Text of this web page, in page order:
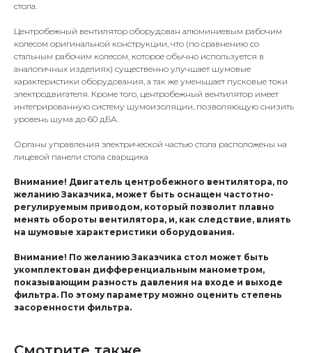
стола.
Центробежный вентилятор оборудован алюминиевым рабочим
колесом оригинальной конструкции, что (по сравнению со
стальным рабочим колесом, которое обычно используется в
аналогичных изделиях) существенно улучшает шумовые
характеристики оборудования, а так же уменьшает пусковые токи
электродвигателя. Кроме того, центробежный вентилятор имеет
интегрированную систему шумоизоляции, позволяющую снизить
уровень шума до 60 дБА.
Органы управления электрической частью стола расположены на
лицевой панели стола сварщика
Внимание! Двигатель центробежного вентилятора, по
желанию Заказчика, может быть оснащен частотно-
регулируемым приводом, который позволит плавно
менять обороты вентилятора, и, как следствие, влиять
на шумовые характеристики оборудования.
Внимание! По желанию Заказчика стол может быть
укомплектован дифференциальным манометром,
показывающим разность давления на входе и выходе
фильтра. По этому параметру можно оценить степень
засоренности фильтра.